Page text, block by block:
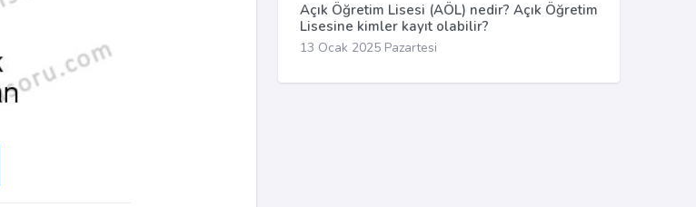
Açık Öğretim Lisesi (AÖL) nedir? Açık Öğretim
Lisesine kimler kayıt olabilir?
13 Ocak 2025 Pazartesi